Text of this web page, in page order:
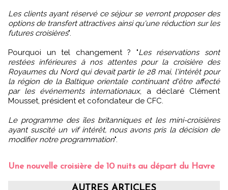
Les clients ayant réservé ce séjour se verront proposer des
options de transfert attractives ainsi qu'une réduction sur les
futures croisières".
Pourquoi un tel changement ? "Les réservations sont
restées inférieures à nos attentes pour la croisière des
Royaumes du Nord qui devait partir le 28 mai, l'intérêt pour
la région de la Baltique orientale continuant d'être affecté
par les événements internationaux, a déclaré Clément
Mousset, président et cofondateur de CFC.
Le programme des îles britanniques et les mini-croisières
ayant suscité un vif intérêt, nous avons pris la décision de
modifier notre programmation".
Une nouvelle croisière de 10 nuits au départ du Havre